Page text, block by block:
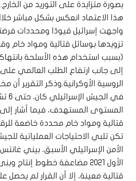
بصورة متزايدة على التوريد من
هذا الاعتماد انعكس بشكل مباشر
واجهت إسرائيل قيودًا ومحددات
تزويدها بوسائل قتالية ومواد خام
(بسبب استخدام هذه الأسلحة
إلى جانب ارتفاع الطلب العالمي
الروسية الأوكرانية.وذكر التقرير أن
المستوى المستهدف، فيما أشار
قتالية ومواد خام محددة خاضعة
تكن تلبي الاحتياجات العملياتية
الأمن الإسرائيلي الأسبق، بيني
الأول 2021 مضاعفة خطوط
قتالية معينة، إلا أن القرار لم يحصل